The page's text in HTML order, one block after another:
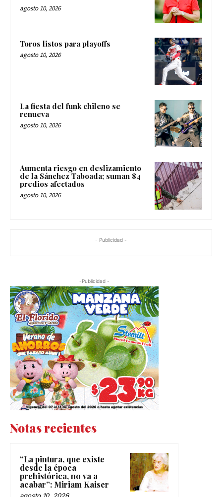
agosto 10, 2026
Toros listos para playoffs
agosto 10, 2026
La fiesta del funk chileno se
renueva
agosto 10, 2026
Aumenta riesgo en deslizamiento
de la Sánchez Taboada; suman 84
predios afectados
agosto 10, 2026
- Publicidad -
-Publicidad -
Notas recientes
“La pintura, que existe
desde la época
prehistórica, no va a
acabar”: Miriam Kaiser